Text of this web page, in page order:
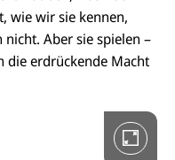
wie wir sie kennen,
nicht. Aber sie spielen –
die erdrückende Macht
e
n
l
l
b
i